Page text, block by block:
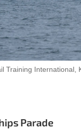
Training International,
Parade